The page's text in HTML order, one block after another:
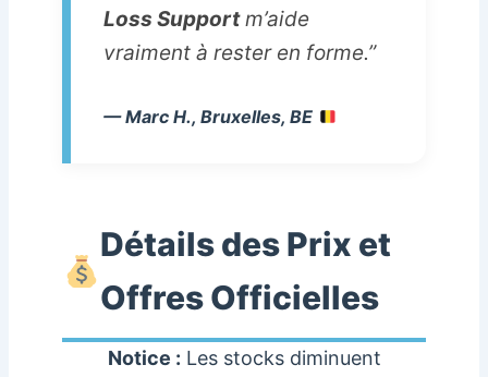
Loss Supportm’aide
vraiment à rester en forme.”
— Marc H., Bruxelles, BE
Détails des Prix et
Offres Officielles
Notice : Les stocks diminuent